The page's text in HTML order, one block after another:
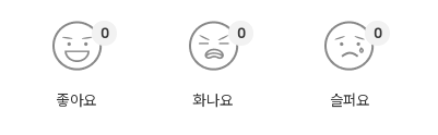
좋아요
0
화나요
0
슬퍼요
0